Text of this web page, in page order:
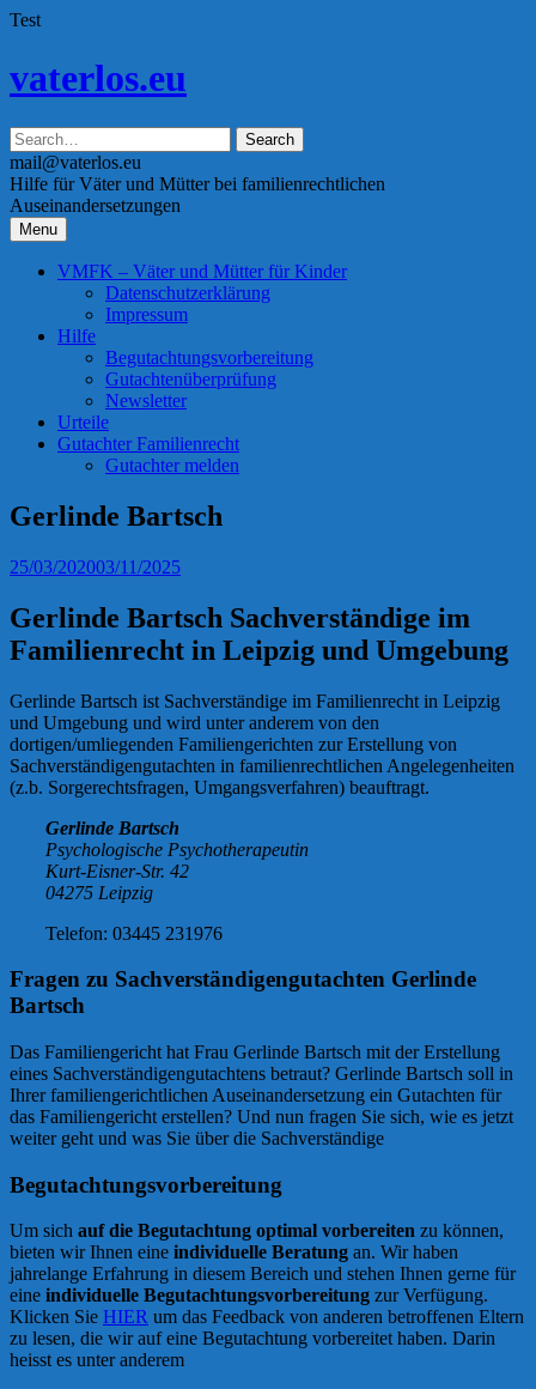
Test
to
vaterlos.eu
mail@vaterlos.eu
Hilfe für Väter und Mütter bei familienrechtlichen
Auseinandersetzungen
Menu
VMFK – Väter und Mütter für Kinder
Datenschutzerklärung
Impressum
Hilfe
Begutachtungsvorbereitung
Gutachtenüberprüfung
Newsletter
Urteile
Gutachter Familienrecht
Gutachter melden
Gerlinde Bartsch
25/03/202003/11/2025
Gerlinde Bartsch Sachverständige im
Familienrecht in Leipzig und Umgebung
Gerlinde Bartsch ist Sachverständige im Familienrecht in Leipzig
und Umgebung und wird unter anderem von den
dortigen/umliegenden Familiengerichten zur Erstellung von
Sachverständigengutachten in familienrechtlichen Angelegenheiten
(z.b. Sorgerechtsfragen, Umgangsverfahren) beauftragt.
Gerlinde Bartsch
Psychologische Psychotherapeutin
Kurt-Eisner-Str. 42
04275 Leipzig
Telefon: 03445 231976
Fragen zu Sachverständigengutachten Gerlinde
Bartsch
Das Familiengericht hat Frau Gerlinde Bartsch mit der Erstellung
eines Sachverständigengutachtens betraut? Gerlinde Bartsch soll in
Ihrer familiengerichtlichen Auseinandersetzung ein Gutachten für
das Familiengericht erstellen? Und nun fragen Sie sich, wie es jetzt
weiter geht und was Sie über die Sachverständige
Begutachtungsvorbereitung
Um sich auf die Begutachtung optimal vorbereiten zu können,
bieten wir Ihnen eine individuelle Beratung an. Wir haben
jahrelange Erfahrung in diesem Bereich und stehen Ihnen gerne für
eine individuelle Begutachtungsvorbereitung zur Verfügung.
Klicken Sie HIER um das Feedback von anderen betroffenen Eltern
zu lesen, die wir auf eine Begutachtung vorbereitet haben. Darin
heisst es unter anderem